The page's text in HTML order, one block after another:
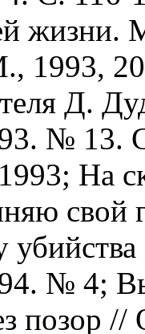
жизни.
1993,
Д.
№ 13.
На
свой
№ 4;
позор